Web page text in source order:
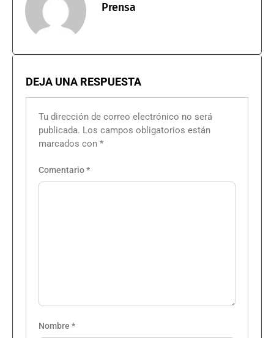
Prensa
DEJA UNA RESPUESTA
Tu dirección de correo electrónico no será
publicada. Los campos obligatorios están
marcados con *
Comentario*
Nombre *